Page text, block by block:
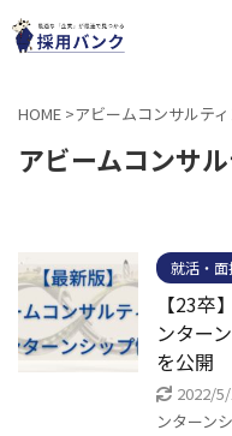
HOME >アビームコンサルテ
アビームコンサ
就活・
【23卒
ンター
を公開
2022/
ンターン